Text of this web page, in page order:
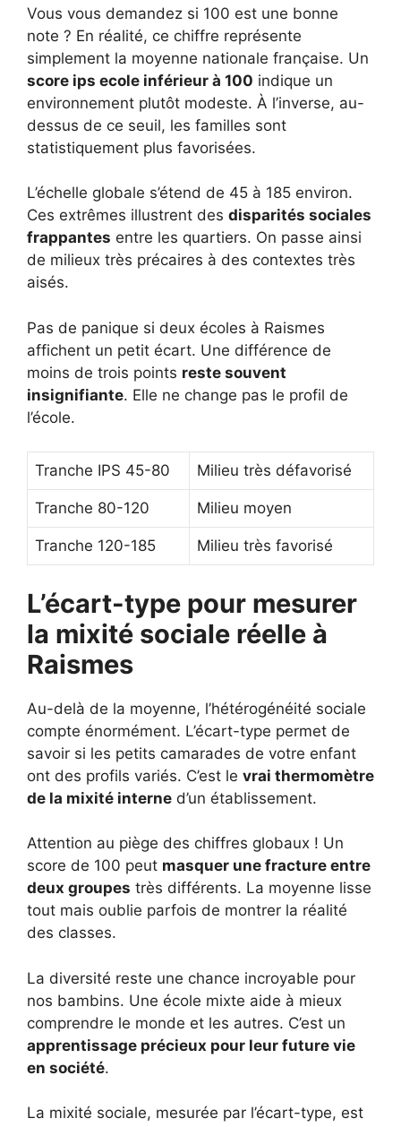
Vous vous demandez si 100 est une bonne
note ? En réalité, ce chiffre représente
simplement la moyenne nationale française. Un
score ips ecole inférieur à 100 indique un
environnement plutôt modeste. À l’inverse, au-
dessus de ce seuil, les familles sont
statistiquement plus favorisées.
L’échelle globale s’étend de 45 à 185 environ.
Ces extrêmes illustrent des disparités sociales
frappantes entre les quartiers. On passe ainsi
de milieux très précaires à des contextes très
aisés.
Pas de panique si deux écoles à Raismes
affichent un petit écart. Une différence de
moins de trois points reste souvent
insignifiante. Elle ne change pas le profil de
l’école.
Tranche IPS 45-80 Milieu très défavorisé
Tranche 80-120 Milieu moyen
Tranche 120-185 Milieu très favorisé
L’écart-type pour mesurer
la mixité sociale réelle à
Raismes
Au-delà de la moyenne, l’hétérogénéité sociale
compte énormément. L’écart-type permet de
savoir si les petits camarades de votre enfant
ont des profils variés. C’est le vrai thermomètre
de la mixité interne d’un établissement.
Attention au piège des chiffres globaux ! Un
score de 100 peut masquer une fracture entre
deux groupes très différents. La moyenne lisse
tout mais oublie parfois de montrer la réalité
des classes.
La diversité reste une chance incroyable pour
nos bambins. Une école mixte aide à mieux
comprendre le monde et les autres. C’est un
apprentissage précieux pour leur future vie
en société.
La mixité sociale, mesurée par l’écart-type, est